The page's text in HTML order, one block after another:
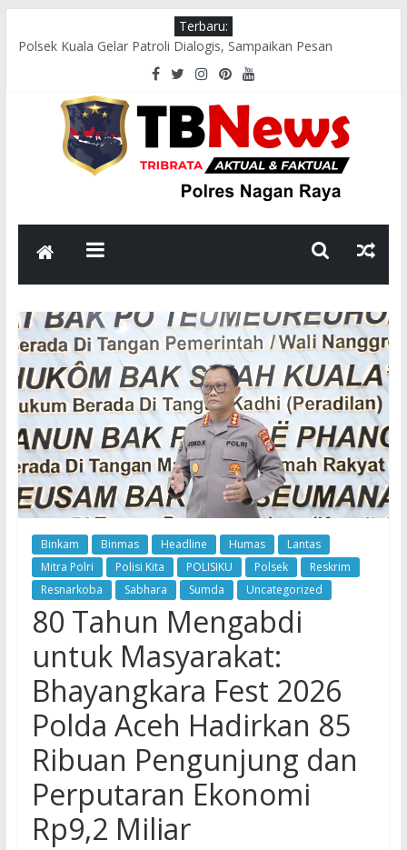
Terbaru:
Polsek Kuala Gelar Patroli Dialogis, Sampaikan Pesan
Kamtibmas kepada Masyarakat
Polres Nagan Raya Gelar Olahraga Bersama dan Beladiri Polri
untuk Tingkatkan Kebugaran Personel
Wakapolres Nagan Raya Himbau Seluruh Personel Tingkatkan
Disiplin dan Profesionalisme
Polsek Seunagan Timur Polres Nagan Raya Gelar Patroli
Dialogis, Perkuat Sinergi dengan Masyarakat Jaga Kamtibmas
Satlantas Polres Nagan Raya Gelar Perkara Kecelakaan Lalu
Lintas, Pastikan Penanganan Sesuai Prosedur Hukum
Binkam Binmas Headline Humas
Lantas
Mitra Polri
Polisi Kita POLISIKU Polsek
Reskrim
Resnarkoba
Sabhara Sumda Uncategorized
80 Tahun Mengabdi
untuk Masyarakat:
Bhayangkara Fest 2026
Polda Aceh Hadirkan 85
Ribuan Pengunjung dan
Perputaran Ekonomi
Rp9,2 Miliar